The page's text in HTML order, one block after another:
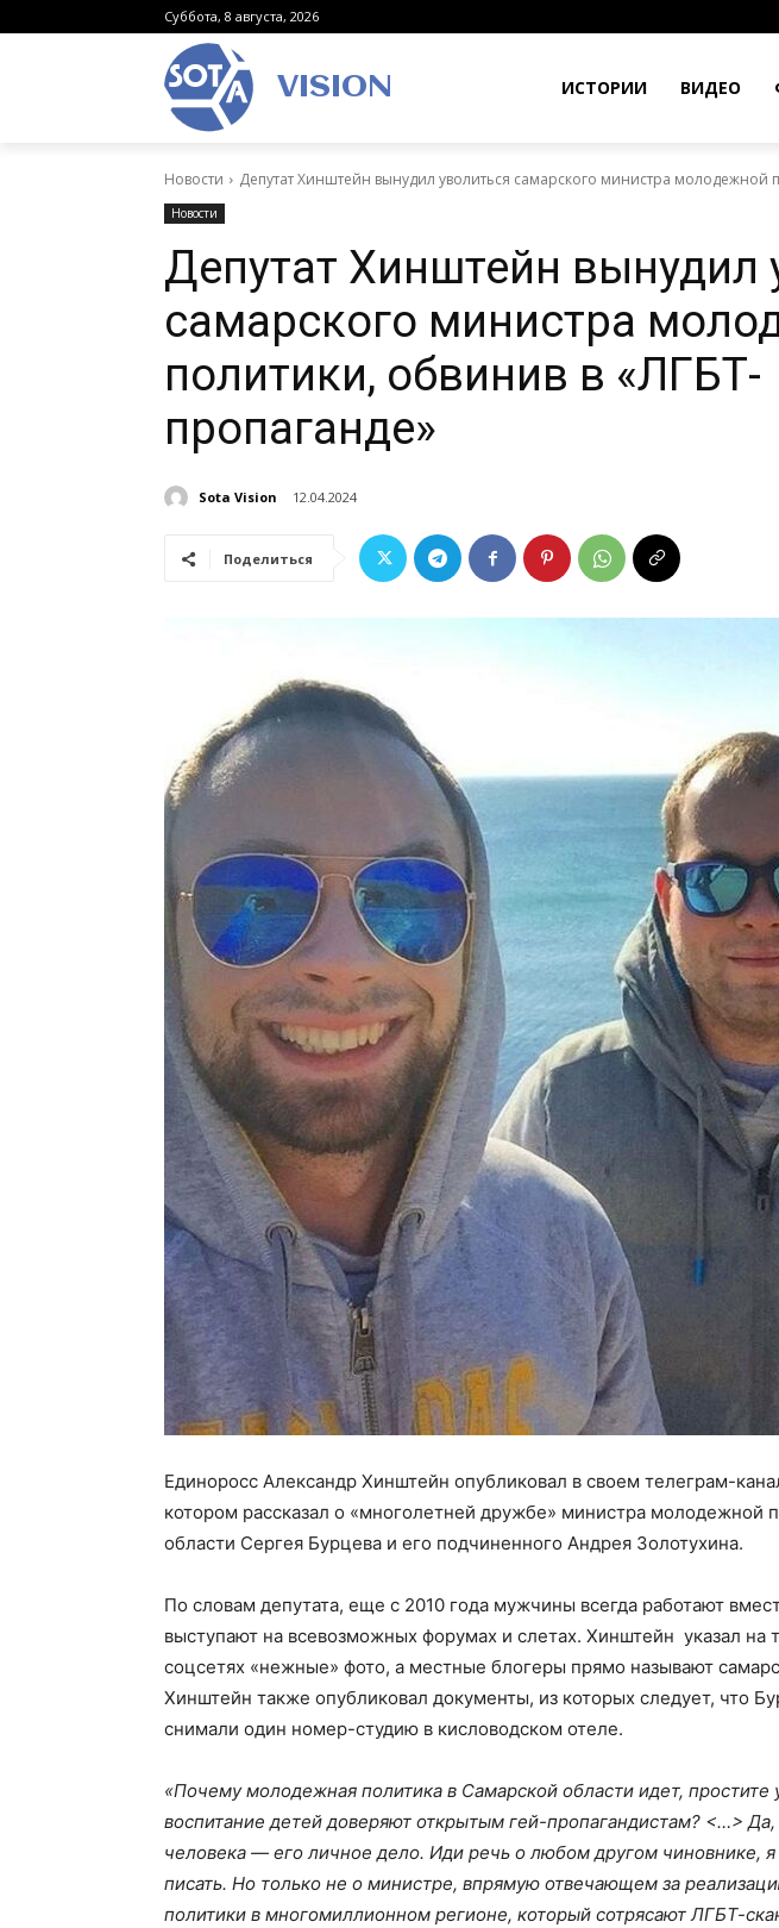
Суббота, 8 августа, 2026
VISION ИСТОРИИ ВИДЕО
Новости Депутат Хинштейн вынудил уволиться самарского министра молодежной
Новости
Депутат Хинштейн вынудил
самарского министра
политики, обвинив в «ЛГБТ-
пропаганде»
Sota Vision 12.04.2024
Поделиться
Единоросс Александр Хинштейн опубликовал в своем телеграм-
котором рассказал о «многолетней дружбе» министра молодежной
области Сергея Бурцева и его подчиненного Андрея Золотухина.
По словам депутата, еще с 2010 года мужчины всегда работают
выступают на всевозможных форумах и слетах. Хинштейн указал на
соцсетях «нежные» фото, а местные блогеры прямо называют
Хинштейн также опубликовал документы, из которых следует, что
снимали один номер-студию в кисловодском отеле.
«Почему молодежная политика в Самарской области идет, простите
воспитание детей доверяют открытым гей-пропагандистам? <…> Да,
человека — его личное дело. Иди речь о любом другом чиновнике,
писать. Но только не о министре, впрямую отвечающем за
политики в многомиллионном регионе, который сотрясают ЛГБТ-